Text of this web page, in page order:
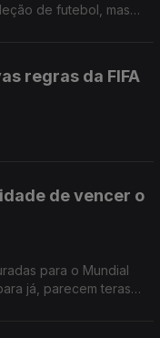
de futebol, mas
regras da FIFA
de vencer o
para o Mundial
já, parecem teras